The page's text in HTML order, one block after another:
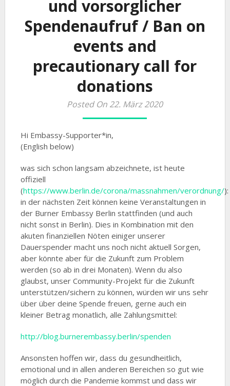
und vorsorglicher
Spendenaufruf / Ban on
events and
precautionary call for
donations
Posted On 22. März 2020
Hi Embassy-Supporter*in,
(English below)
was sich schon langsam abzeichnete, ist heute
offiziell
(https://www.berlin.de/corona/massnahmen/verordnung/):
in der nächsten Zeit können keine Veranstaltungen in
der Burner Embassy Berlin stattfinden (und auch
nicht sonst in Berlin). Dies in Kombination mit den
akuten finanziellen Nöten einiger unserer
Dauerspender macht uns noch nicht aktuell Sorgen,
aber könnte aber für die Zukunft zum Problem
werden (so ab in drei Monaten). Wenn du also
glaubst, unser Community-Projekt für die Zukunft
unterstützen/sichern zu können, würden wir uns sehr
über über deine Spende freuen, gerne auch ein
kleiner Betrag monatlich, alle Zahlungsmittel:
http://blog.burnerembassy.berlin/spenden
Ansonsten hoffen wir, dass du gesundheitlich,
emotional und in allen anderen Bereichen so gut wie
möglich durch die Pandemie kommst und dass wir